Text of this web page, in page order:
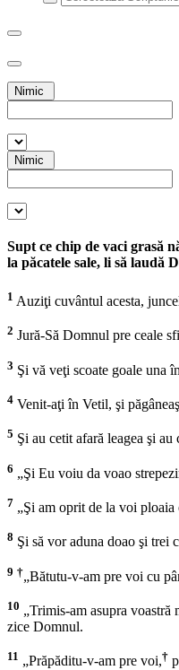
Nimic
Nimic
Supt ce chip de vaci grasă
la păcatele sale, li să laudă
1 Auziţi cuvântul acesta,
2 Jură-Să Domnul pre ceale
3 Şi vă veţi scoate goale una
4 Venit-aţi în Vetil, şi
5 Şi au cetit afară leagea şi
6 „Şi Eu voiu da voao
7 „Şi am oprit de la voi ploaia
8 Şi să vor aduna doao şi trei
9 †„Bătutu-v-am pre voi cu
10 „Trimis-am asupra
zice Domnul.
11 „Prăpăditu-v-am pre voi,†